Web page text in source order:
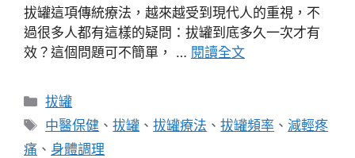
拔罐這項傳統療法，越來越受到現代人的重視，不
過很多人都有這樣的疑問：拔罐到底多久一次才有
效？這個問題可不簡單， … 閱讀全文
分
類
拔罐
標
籤
中醫保健 、拔罐 、拔罐療法 、拔罐頻率 、減輕疼
痛 、 身體調理